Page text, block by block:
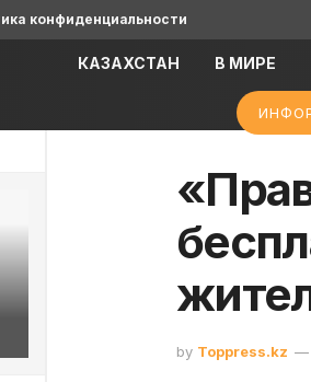
конфиденциальности
КАЗАХСТАН В МИРЕ
by Toppress.kz